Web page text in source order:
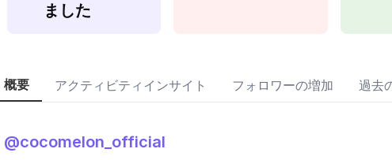
ました
概要 アクティビティインサイト フォロワーの増加 過去
@cocomelon_official